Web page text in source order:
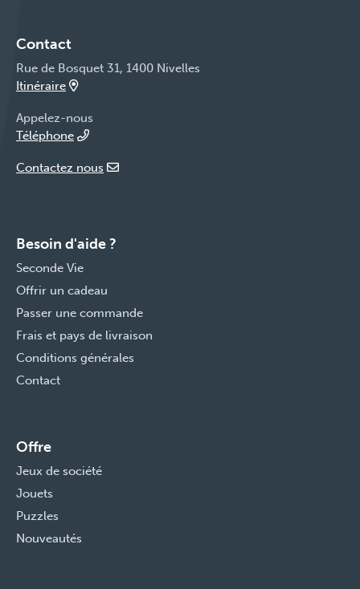
Contact
Rue de Bosquet 31, 1400 Nivelles
Itinéraire
Appelez-nous
Téléphone
Contactez nous
Besoin d'aide ?
Seconde Vie
Offrir un cadeau
Passer une commande
Frais et pays de livraison
Conditions générales
Contact
Offre
Jeux de société
Jouets
Puzzles
Nouveautés